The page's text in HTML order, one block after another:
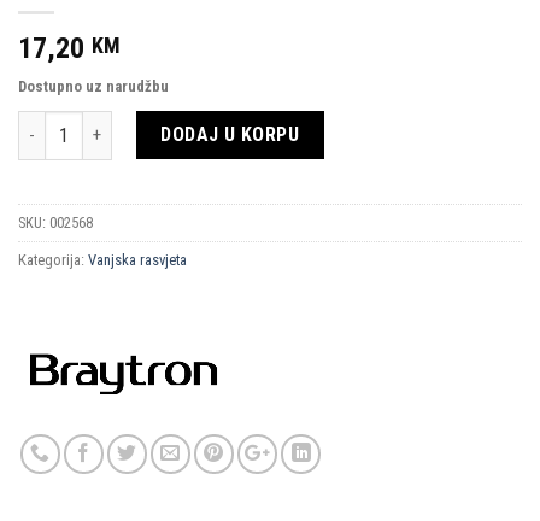
17,20 KM
Dostupno uz narudžbu
Količina DODAJ U KORPU
SKU: 002568
Kategorija: Vanjska rasvjeta